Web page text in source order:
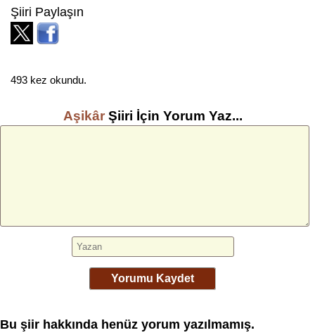
Şiiri Paylaşın
493 kez okundu.
AşikârŞiiri İçin Yorum Yaz...
Yorumu Kaydet
Bu şiir hakkında henüz yorum yazılmamış.